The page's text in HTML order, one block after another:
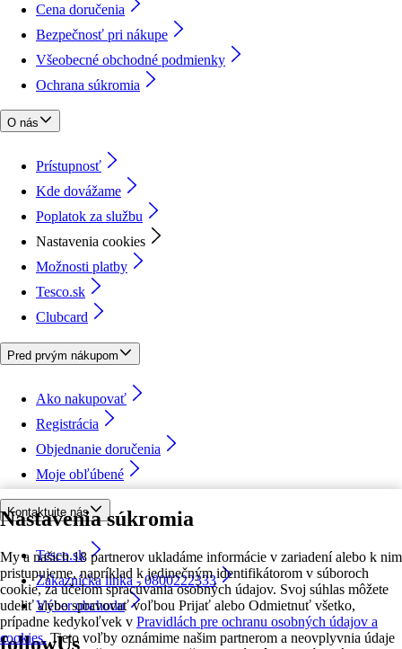
Nastavenia súkromia
My a našich 18 partnerov ukladáme informácie v zariadení alebo k nim
pristupujeme, napríklad k jedinečným identifikátorom v súboroch
cookie, za účelom spracúvania osobných údajov. Svoj súhlas môžete
udeliť alebo spravovať voľbou Prijať alebo Odmietnuť všetko,
prípadne kedykoľvek v Pravidlách pre ochranu osobných údajov a
cookies. Tieto voľby oznámime našim partnerom a neovplyvnia údaje
Cena doručenia
Bezpečnosť pri nákupe
Všeobecné obchodné podmienky
Ochrana súkromia
O nás
Prístupnosť
Kde dovážame
Poplatok za službu
Nastavenia cookies
Možnosti platby
Tesco.sk
Clubcard
Pred prvým nákupom
Ako nakupovať
Registrácia
Objednanie doručenia
Moje obľúbené
Kontaktujte nás
Tesco.sk
Zákaznícka linka - 0800222333
Výber obchodu
followUs